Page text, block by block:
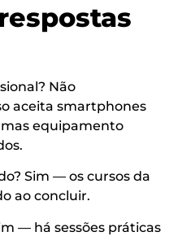
Não
aceita smartphones
equipamento
Sim — os cursos da
ao concluir.
— há sessões práticas